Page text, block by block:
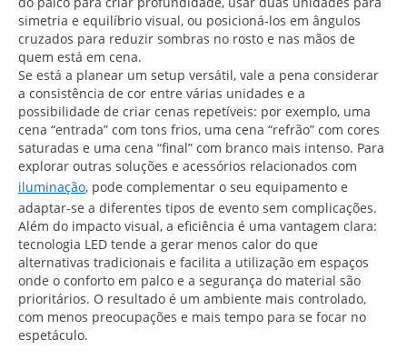
simetria e equilíbrio visual, ou posicioná-los em ângulos
cruzados para reduzir sombras no rosto e nas mãos de
quem está em cena.
Se está a planear um setup versátil, vale a pena considerar
a consistência de cor entre várias unidades e a
possibilidade de criar cenas repetíveis: por exemplo, uma
cena “entrada” com tons frios, uma cena “refrão” com cores
saturadas e uma cena “final” com branco mais intenso. Para
explorar outras soluções e acessórios relacionados com
iluminação, pode complementar o seu equipamento e
adaptar-se a diferentes tipos de evento sem complicações.
Além do impacto visual, a eficiência é uma vantagem clara:
tecnologia LED tende a gerar menos calor do que
alternativas tradicionais e facilita a utilização em espaços
onde o conforto em palco e a segurança do material são
prioritários. O resultado é um ambiente mais controlado,
com menos preocupações e mais tempo para se focar no
espetáculo.